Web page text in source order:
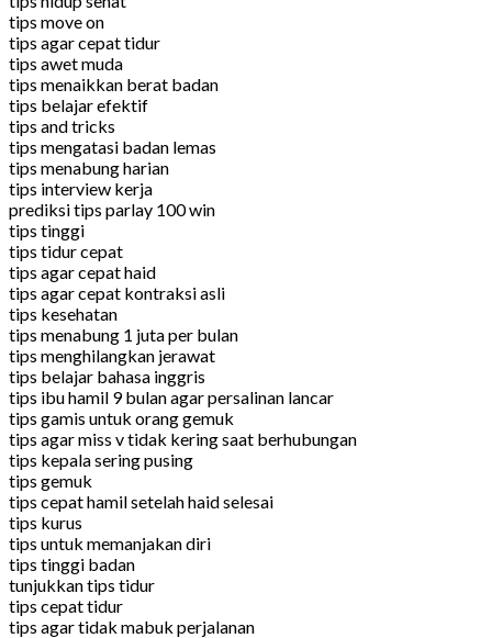
tips move on
tips agar cepat tidur
tips awet muda
tips menaikkan berat badan
tips belajar efektif
tips and tricks
tips mengatasi badan lemas
tips menabung harian
tips interview kerja
prediksi tips parlay 100 win
tips tinggi
tips tidur cepat
tips agar cepat haid
tips agar cepat kontraksi asli
tips kesehatan
tips menabung 1 juta per bulan
tips menghilangkan jerawat
tips belajar bahasa inggris
tips ibu hamil 9 bulan agar persalinan lancar
tips gamis untuk orang gemuk
tips agar miss v tidak kering saat berhubungan
tips kepala sering pusing
tips gemuk
tips cepat hamil setelah haid selesai
tips kurus
tips untuk memanjakan diri
tips tinggi badan
tunjukkan tips tidur
tips cepat tidur
tips agar tidak mabuk perjalanan